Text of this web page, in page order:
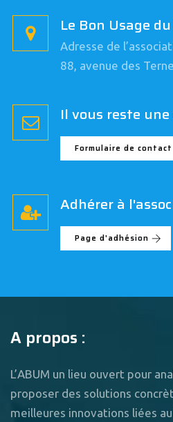
Le Bon Usage
Adresse de
88, avenue des
Il vous reste
Formulaire de contact
Adhérer à
Page d'adhésion
A propos :
L’ABUM un lieu ouvert pour
proposer des solutions
meilleures innovations liées